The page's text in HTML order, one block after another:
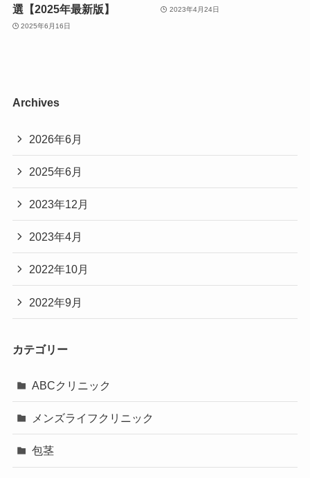
選【2025年最新版】
2025年6月16日
2023年4月24日
Archives
2026年6月
2025年6月
2023年12月
2023年4月
2022年10月
2022年9月
カテゴリー
ABCクリニック
メンズライフクリニック
包茎